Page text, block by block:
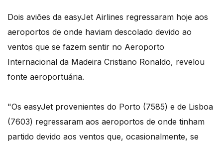
Dois aviões da easyJet Airlines regressaram hoje aos
aeroportos de onde haviam descolado devido ao
ventos que se fazem sentir no Aeroporto
Internacional da Madeira Cristiano Ronaldo, revelou
fonte aeroportuária.
"Os easyJet provenientes do Porto (7585) e de Lisboa
(7603) regressaram aos aeroportos de onde tinham
partido devido aos ventos que, ocasionalmente, se